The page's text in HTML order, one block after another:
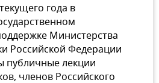
года в
Министерства
Российской Федерации
публичные лекции
членов Российского